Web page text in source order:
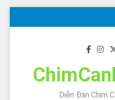
Diễn Đàn Chim